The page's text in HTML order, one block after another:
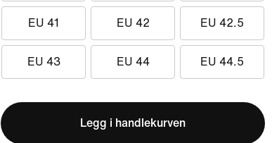
EU 41 EU 42 EU 42.5
EU 43 EU 44 EU 44.5
Legg i handlekurven